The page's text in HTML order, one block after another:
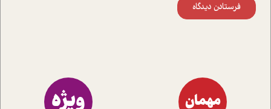
فرستادن دیدگاه
مهمان ویژه